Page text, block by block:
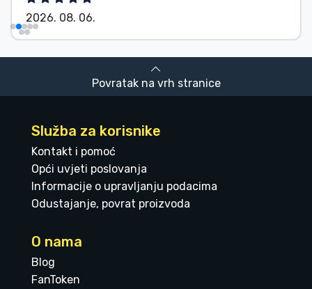
2026. 08. 06.
Povratak na vrh stranice
Služba za korisnike
Kontakt i pomoć
Opći uvjeti poslovanja
Informacije o upravljanju podacima
Odustajanje, povrat proizvoda
O nama
Blog
FanToken